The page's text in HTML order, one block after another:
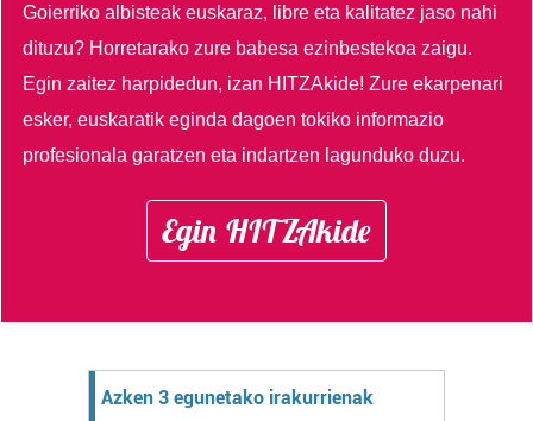
Goierriko albisteak euskaraz, libre eta kalitatez jaso nahi
dituzu? Horretarako zure babesa ezinbestekoa zaigu.
Egin zaitez harpidedun, izan HITZAkide!Zure ekarpenari
esker, euskaratik eginda dagoen tokiko informazio
profesionala garatzen eta indartzen lagunduko duzu.
Egin HITZAkide
Azken 3 egunetako irakurrienak